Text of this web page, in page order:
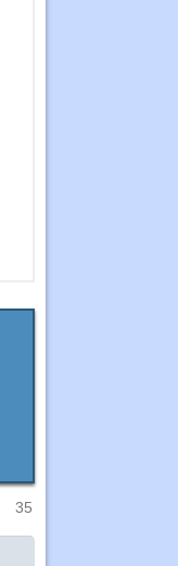
35